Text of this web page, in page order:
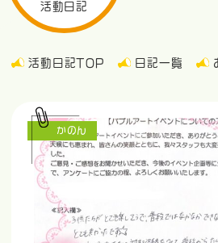
活動日記
活動日記TOP 日記一覧
かのん